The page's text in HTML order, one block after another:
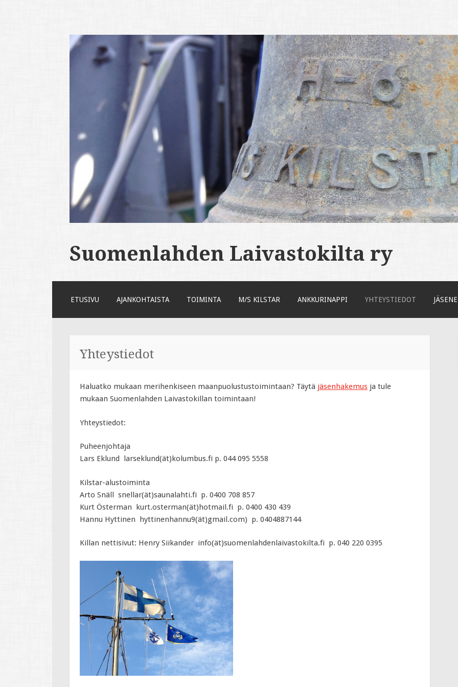
Suomenlahden Laivastokilta ry
CONTENT
ETUSIVU AJANKOHTAISTA TOIMINTA M/S KILSTAR ANKKURINAPPI YHTEYSTIEDOT
Yhteystiedot
Haluatko mukaan merihenkiseen maanpuolustustoimintaan? Täytä jäsenhakemus ja tule
mukaan Suomenlahden Laivastokillan toimintaan!
Yhteystiedot:
Puheenjohtaja
Lars Eklund larseklund(ät)kolumbus.fi p. 044 095 5558
Kilstar-alustoiminta
Arto Snäll snellar(ät)saunalahti.fi p. 0400 708 857
Kurt Österman kurt.osterman(ät)hotmail.fi p. 0400 430 439
Hannu Hyttinen hyttinenhannu9(ät)gmail.com) p. 0404887144
Killan nettisivut: Henry Siikander info(ät)suomenlahdenlaivastokilta.fi p. 040 220 0395